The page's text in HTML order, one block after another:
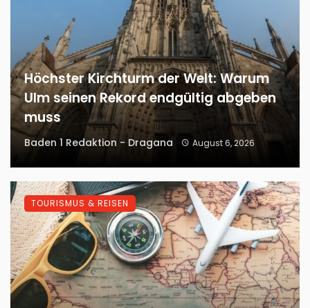
Höchster Kirchturm der Welt: Warum
Ulm seinen Rekord endgültig abgeben
muss
Baden 1 Redaktion - Dragana August 6, 2026
TOURISMUS & REISEN